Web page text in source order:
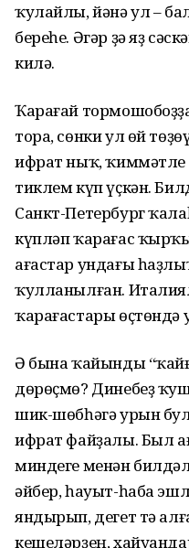
ҡулайлы, йәнә ул –
береһе. Әгәр ҙә яҙ
килә.
Ҡарағай
тора, сөнки ул өй
ифрат ныҡ, ҡиммәтле
тиклем күп үҫкән.
Санкт-Петербург
күпләп ҡарағас
ағастар ундағы
ҡулланылған.
ҡарағастары
Ә бына ҡайынды
дөрөҫмө? Динебеҙ
шик-шөбһәгә урын
ифрат файҙалы. Был
миндеге менән
әйбер, һауыт-һаба
яндырып, дегет тә
кешеләрҙең,